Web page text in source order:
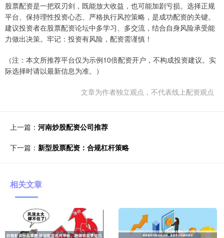
股票配资是一把双刃剑，既能放大收益，也可能加剧亏损。选择正规
平台、保持理性投资心态、严格执行风控策略，是成功配资的关键。
建议投资者在股票配资论坛中多学习、多交流，结合自身风险承受能
力做出决策。牢记：投资有风险，配资需谨慎！
（注：本文所推荐平台仅为示例10倍配资开户，不构成投资建议。实
际选择时请以最新信息为准。）
文章为作者独立观点，不代表线上配资观点
上一篇： 河南炒股配资公司推荐
下一篇： 新型股票配资：合规杠杆策略
相关文章